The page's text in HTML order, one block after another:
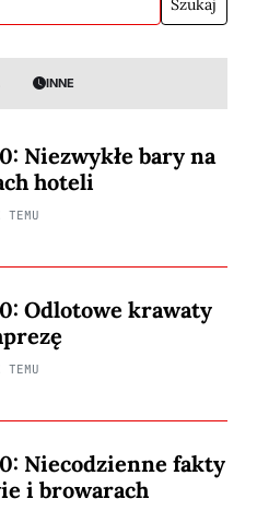
INNE
Niezwykłe bary na
hoteli
TEMU
Odlotowe krawaty
TEMU
Niecodzienne fakty
i browarach